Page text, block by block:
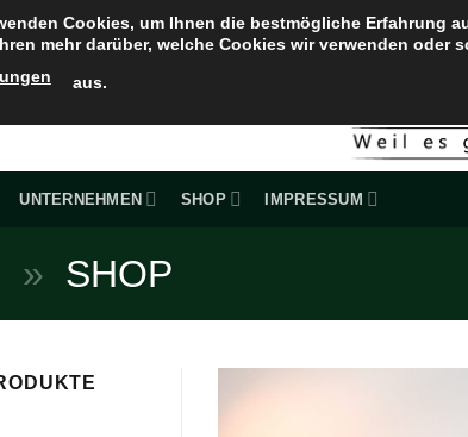
UNTERNEHMEN SHOP IMPRESSUM
» SHOP
Cookies, um Ihnen die bestmögliche Erfahrung
mehr darüber, welche Cookies wir verwenden oder
aus.